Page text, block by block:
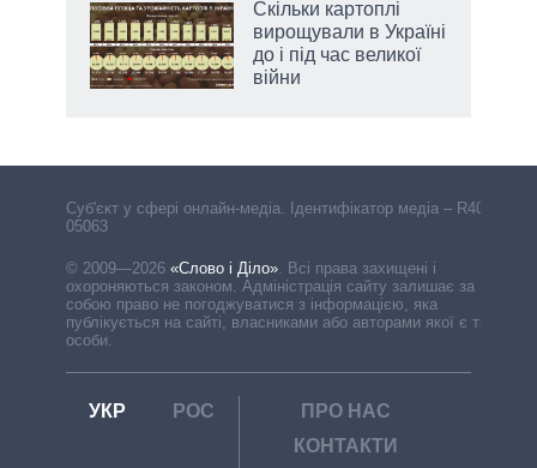
Скільки картоплі
вирощували в Україні
до і під час великої
війни
Cуб'єкт у сфері онлайн-медіа. Ідентифікатор медіа – R40-
05063
© 2009—2026 «Слово і Діло» Всі права захищені і
охороняються законом. Адміністрація сайту залишає за
собою право не погоджуватися з інформацією, яка
публікується на сайті, власниками або авторами якої є треті
особи.
УКР РОС
ПРО НАС
КОНТАКТИ